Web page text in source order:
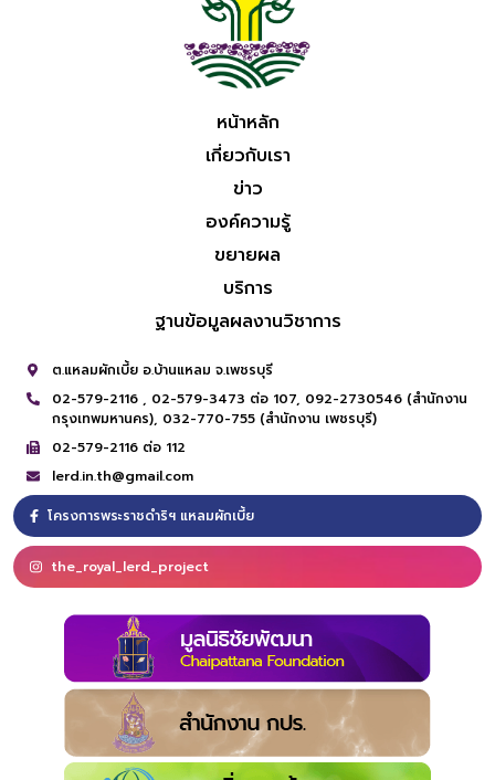
หน้าหลัก
เกี่ยวกับเรา
ข่าว
องค์ความรู้
ขยายผล
บริการ
ฐานข้อมูลผลงานวิชาการ
ต.แหลมผักเบี้ย อ.บ้านแหลม จ.เพชรบุรี
02-579-2116 , 02-579-3473 ต่อ 107, 092-2730546 (สำนักงาน
กรุงเทพมหานคร), 032-770-755 (สำนักงาน เพชรบุรี)
02-579-2116 ต่อ 112
lerd.in.th@gmail.com
โครงการพระราชดำริฯ แหลมผักเบี้ย
the_royal_lerd_project